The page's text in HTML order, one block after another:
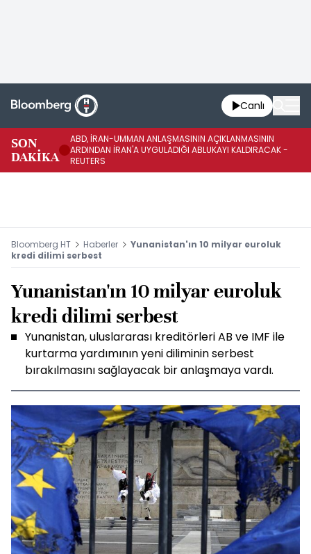
Canlı
SON
DAKİKA
ABD, İRAN-UMMAN ANLAŞMASININ AÇIKLANMASININ
ARDINDAN İRAN'A UYGULADIĞI ABLUKAYI KALDIRACAK -
REUTERS
Bloomberg HT Haberler
Yunanistan'ın 10 milyar euroluk
kredi dilimi serbest
Yunanistan'ın 10 milyar euroluk
kredi dilimi serbest
Yunanistan, uluslararası kreditörleri AB ve IMF ile
kurtarma yardımının yeni diliminin serbest
bırakılmasını sağlayacak bir anlaşmaya vardı.